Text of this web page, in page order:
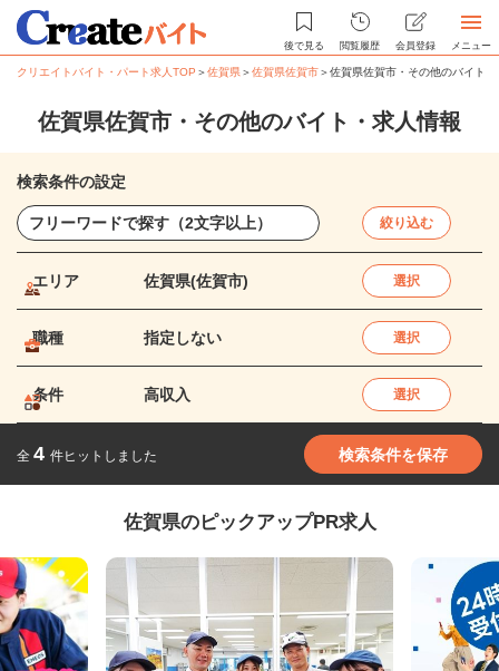
後で見る 閲覧履歴 会員登録 メニュー
クリエイトバイト・パート求人TOP ＞佐賀県＞佐賀県佐賀市＞佐賀県佐賀市・その他のバイト
佐賀県佐賀市・その他のバイト・求人情報
検索条件の設定
絞り込む
エリア 佐賀県(佐賀市) 選択
職種 指定しない 選択
条件 高収入 選択
全 4 件ヒットしました 検索条件を保存
佐賀県のピックアップPR求人